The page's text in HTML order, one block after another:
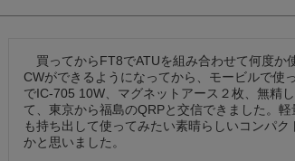
買ってからFT8でATUを組み合わせて何度か
CWができるようになってから、モービルで使
でIC-705 10W、マグネットアース２枚、無精
て、東京から福島のQRPと交信できました。
も持ち出して使ってみたい素晴らしいコンパク
かと思いました。